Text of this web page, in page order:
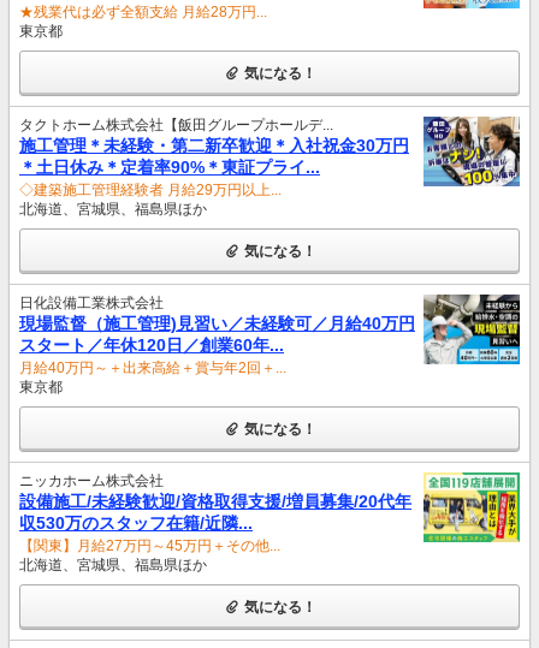
★残業代は必ず全額支給 月給28万円...
東京都
気になる！
タクトホーム株式会社【飯田グループホールデ...
施工管理＊未経験・第二新卒歓迎＊入社祝金30万円
＊土日休み＊定着率90%＊東証プライ...
◇建築施工管理経験者 月給29万円以上...
北海道、宮城県、福島県ほか
気になる！
日化設備工業株式会社
現場監督（施工管理)見習い／未経験可／月給40万円
スタート／年休120日／創業60年...
月給40万円～＋出来高給＋賞与年2回＋...
東京都
気になる！
ニッカホーム株式会社
設備施工/未経験歓迎/資格取得支援/増員募集/20代年
収530万のスタッフ在籍/近隣...
【関東】月給27万円～45万円＋その他...
北海道、宮城県、福島県ほか
気になる！